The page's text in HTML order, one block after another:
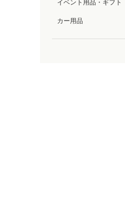
イベント用品・ギフト
カー用品